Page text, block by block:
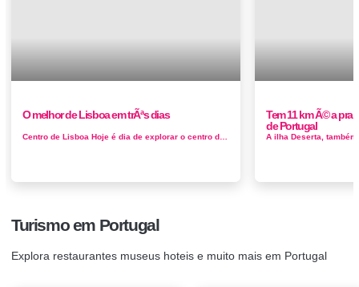
O melhor de Lisboa em trÃªs dias
Tem 11 km Ã© a
de Portugal
Turismo em Portugal
Explora restaurantes museus hoteis e muito mais em Portugal